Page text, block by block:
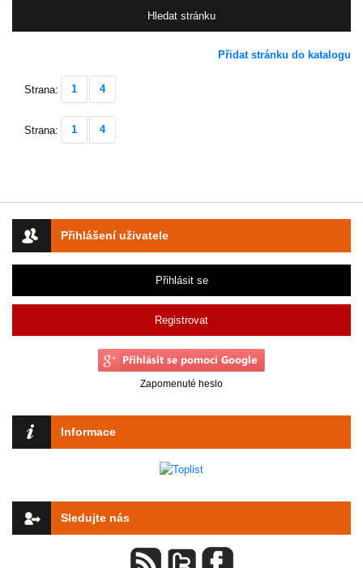
Přihlášení uživatele
Přihlásit se
Registrovat
Zapomenuté heslo
Informace
Sledujte nás
Přidat stránku do katalogu
Strana: 1 4
Strana: 1 4